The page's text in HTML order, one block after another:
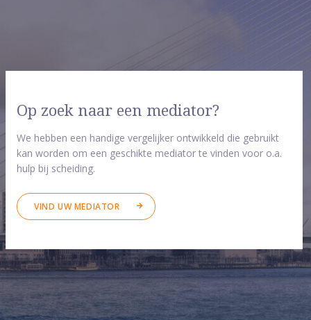
Op zoek naar een mediator?
We hebben een handige vergelijker ontwikkeld die gebruikt
kan worden om een geschikte mediator te vinden voor o.a.
hulp bij scheiding.
VIND UW MEDIATOR